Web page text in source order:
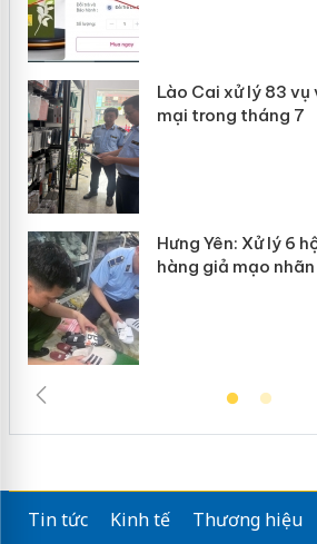
Lào Cai xử lý 83
mại trong tháng 7
Hưng Yên: Xử lý 6
hàng giả mạo
Tin tức Kinh tế Thương hiệu